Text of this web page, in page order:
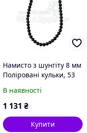
Намисто з шунгіту 8 мм
Поліровані кульки, 53
енергетичний захист
В наявності
1 131 ₴
Купити